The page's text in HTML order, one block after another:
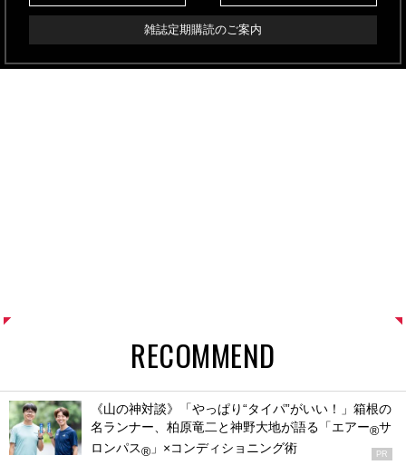
雑誌定期購読のご案内
RECOMMEND
《山の神対談》「やっぱり“タイパ”がいい！」箱根の
名ランナー、柏原竜二と神野大地が語る「エアー®サ
ロンパス® 」×コンディショニング術 PR